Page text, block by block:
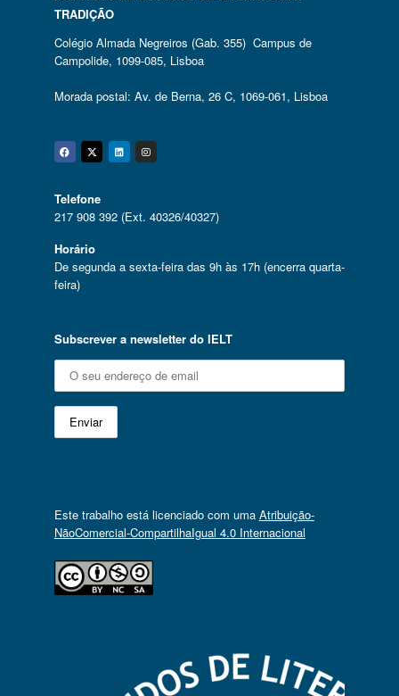
TRADIÇÃO
Colégio Almada Negreiros (Gab. 355) Campus de
Campolide, 1099-085, Lisboa
Morada postal: Av. de Berna, 26 C, 1069-061, Lisboa
Facebook
Twitter
Linkedin
Instagram
Telefone
217 908 392 (Ext. 40326/40327)
Horário
De segunda a sexta-feira das 9h às 17h (encerra quarta-
feira)
Subscrever a newsletter do IELT
Este trabalho está licenciado com uma Atribuição-
NãoComercial-CompartilhaIgual 4.0 Internacional